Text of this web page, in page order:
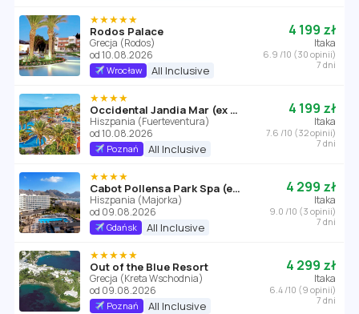
★★★★★
Rodos Palace
Grecja (Rodos)
od 10.08.2026
Wrocław All Inclusive
4 199 zł
Itaka
6.9 /10 (30 opinii)
7 dni
★★★★
Occidental Jandia Mar (ex Barcelo Jandia Mar)
Hiszpania (Fuerteventura)
od 10.08.2026
Poznań All Inclusive
4 199 zł
Itaka
7.6 /10 (32 opinii)
7 dni
★★★★
Cabot Pollensa Park Spa (ex Fergus Style Pollensa Park SPA)
Hiszpania (Majorka)
od 09.08.2026
Gdańsk All Inclusive
4 299 zł
Itaka
9.0 /10 (3 opinii)
7 dni
★★★★★
Out of the Blue Resort
Grecja (Kreta Wschodnia)
od 09.08.2026
Poznań All Inclusive
4 299 zł
Itaka
6.4 /10 (9 opinii)
7 dni